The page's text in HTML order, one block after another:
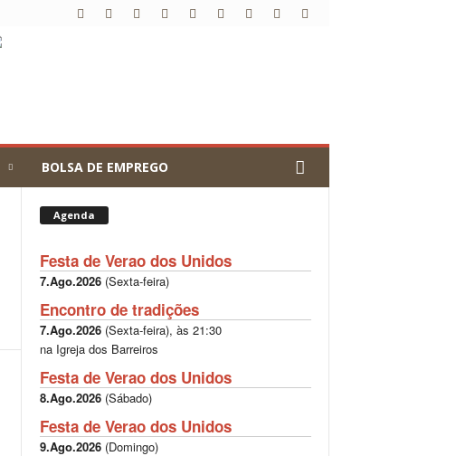
BOLSA DE EMPREGO
Agenda
Festa de Verao dos Unidos
7.Ago.2026(Sexta-feira)
Encontro de tradições
7.Ago.2026(Sexta-feira), às 21:30
na Igreja dos Barreiros
Festa de Verao dos Unidos
8.Ago.2026(Sábado)
Festa de Verao dos Unidos
9.Ago.2026(Domingo)